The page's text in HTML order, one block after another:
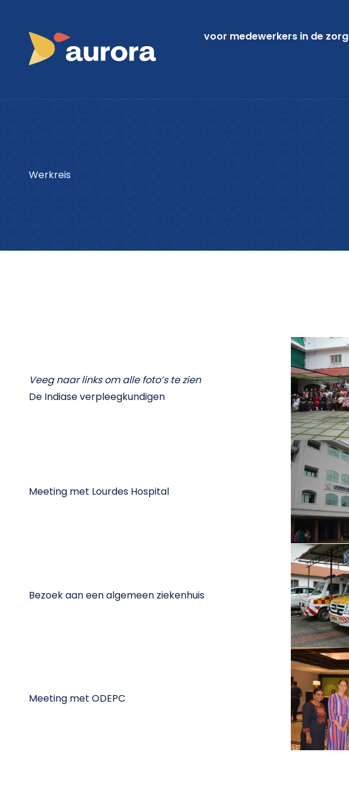
voor medewerkers in de zorg
Werkreis
Veeg naar links om alle foto’s te zien
De Indiase verpleegkundigen
Meeting met Lourdes Hospital
Bezoek aan een algemeen ziekenhuis
Meeting met ODEPC